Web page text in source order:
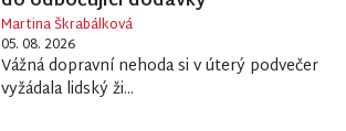
Martina Škrabálková
05. 08. 2026
Vážná dopravní nehoda si v úterý podvečer
vyžádala lidský ži...